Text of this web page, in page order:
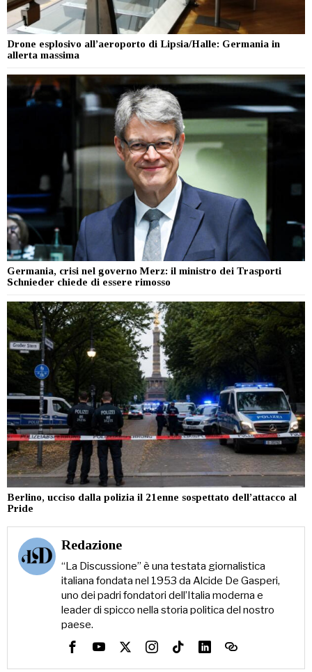
Drone esplosivo all’aeroporto di Lipsia/Halle: Germania in
allerta massima
Germania, crisi nel governo Merz: il ministro dei Trasporti
Schnieder chiede di essere rimosso
Berlino, ucciso dalla polizia il 21enne sospettato dell’attacco al
Pride
Redazione
“La Discussione” è una testata giornalistica
italiana fondata nel 1953 da Alcide De Gasperi,
uno dei padri fondatori dell’Italia moderna e
leader di spicco nella storia politica del nostro
paese.